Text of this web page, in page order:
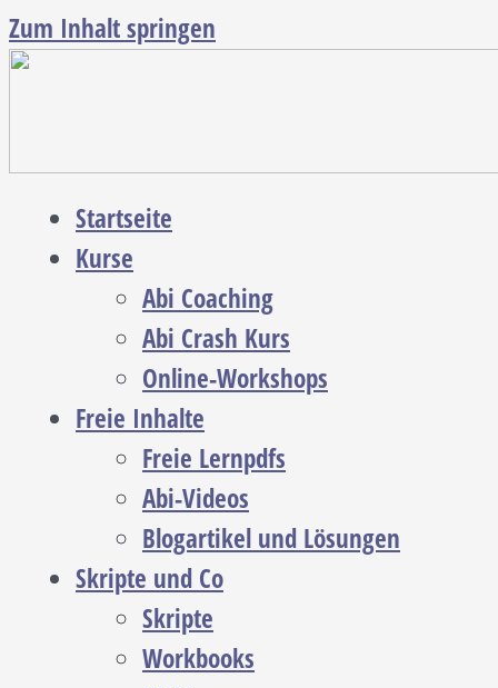
Zum Inhalt springen
Startseite
Kurse
Abi Coaching
Abi Crash Kurs
Online-Workshops
Freie Inhalte
Freie Lernpdfs
Abi-Videos
Blogartikel und Lösungen
Skripte und Co
Skripte
Workbooks